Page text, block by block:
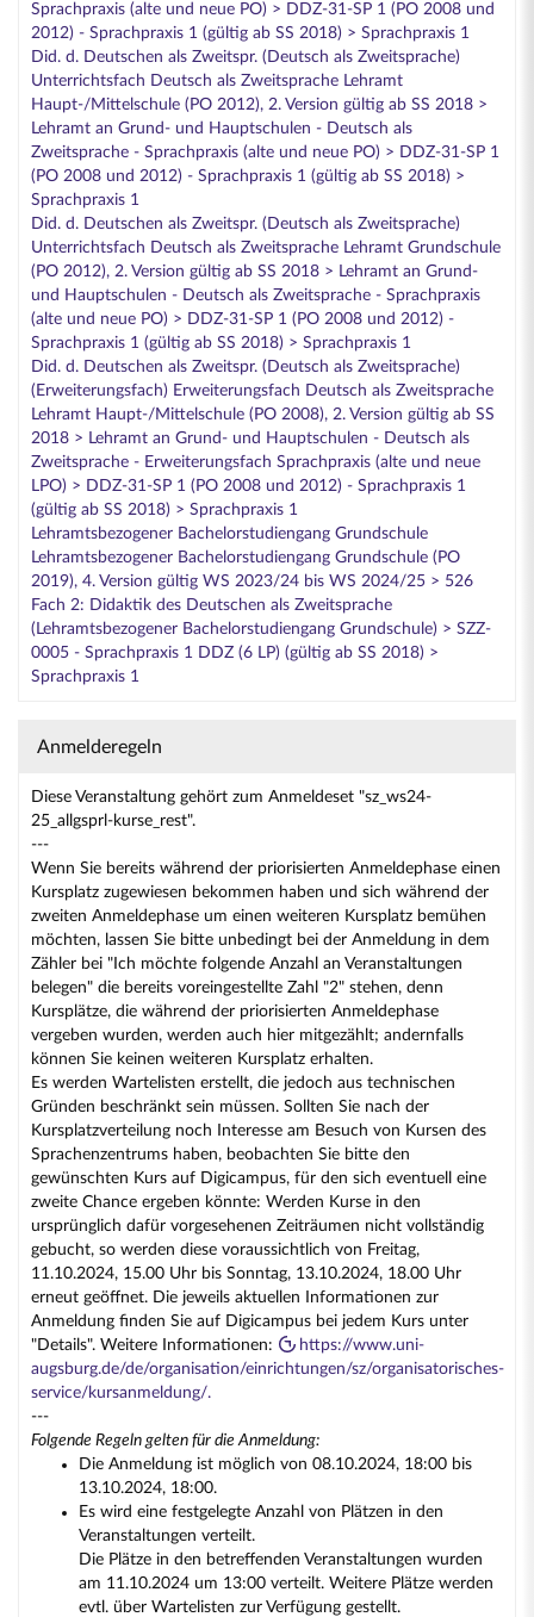
Sprachpraxis (alte und neue PO) > DDZ-31-SP 1 (PO 2008 und
2012) - Sprachpraxis 1 (gültig ab SS 2018) > Sprachpraxis 1
Did. d. Deutschen als Zweitspr. (Deutsch als Zweitsprache)
Unterrichtsfach Deutsch als Zweitsprache Lehramt
Haupt-/Mittelschule (PO 2012), 2. Version gültig ab SS 2018 >
Lehramt an Grund- und Hauptschulen - Deutsch als
Zweitsprache - Sprachpraxis (alte und neue PO) > DDZ-31-SP 1
(PO 2008 und 2012) - Sprachpraxis 1 (gültig ab SS 2018) >
Sprachpraxis 1
Did. d. Deutschen als Zweitspr. (Deutsch als Zweitsprache)
Unterrichtsfach Deutsch als Zweitsprache Lehramt Grundschule
(PO 2012), 2. Version gültig ab SS 2018 > Lehramt an Grund-
und Hauptschulen - Deutsch als Zweitsprache - Sprachpraxis
(alte und neue PO) > DDZ-31-SP 1 (PO 2008 und 2012) -
Sprachpraxis 1 (gültig ab SS 2018) > Sprachpraxis 1
Did. d. Deutschen als Zweitspr. (Deutsch als Zweitsprache)
(Erweiterungsfach) Erweiterungsfach Deutsch als Zweitsprache
Lehramt Haupt-/Mittelschule (PO 2008), 2. Version gültig ab SS
2018 > Lehramt an Grund- und Hauptschulen - Deutsch als
Zweitsprache - Erweiterungsfach Sprachpraxis (alte und neue
LPO) > DDZ-31-SP 1 (PO 2008 und 2012) - Sprachpraxis 1
(gültig ab SS 2018) > Sprachpraxis 1
Lehramtsbezogener Bachelorstudiengang Grundschule
Lehramtsbezogener Bachelorstudiengang Grundschule (PO
2019), 4. Version gültig WS 2023/24 bis WS 2024/25 > 526
Fach 2: Didaktik des Deutschen als Zweitsprache
(Lehramtsbezogener Bachelorstudiengang Grundschule) > SZZ-
0005 - Sprachpraxis 1 DDZ (6 LP) (gültig ab SS 2018) >
Sprachpraxis 1
Anmelderegeln
Diese Veranstaltung gehört zum Anmeldeset "sz_ws24-
25_allgsprl-kurse_rest".
---
Wenn Sie bereits während der priorisierten Anmeldephase einen
Kursplatz zugewiesen bekommen haben und sich während der
zweiten Anmeldephase um einen weiteren Kursplatz bemühen
möchten, lassen Sie bitte unbedingt bei der Anmeldung in dem
Zähler bei "Ich möchte folgende Anzahl an Veranstaltungen
belegen" die bereits voreingestellte Zahl "2" stehen, denn
Kursplätze, die während der priorisierten Anmeldephase
vergeben wurden, werden auch hier mitgezählt; andernfalls
können Sie keinen weiteren Kursplatz erhalten.
Es werden Wartelisten erstellt, die jedoch aus technischen
Gründen beschränkt sein müssen. Sollten Sie nach der
Kursplatzverteilung noch Interesse am Besuch von Kursen des
Sprachenzentrums haben, beobachten Sie bitte den
gewünschten Kurs auf Digicampus, für den sich eventuell eine
zweite Chance ergeben könnte: Werden Kurse in den
ursprünglich dafür vorgesehenen Zeiträumen nicht vollständig
gebucht, so werden diese voraussichtlich von Freitag,
11.10.2024, 15.00 Uhr bis Sonntag, 13.10.2024, 18.00 Uhr
erneut geöffnet. Die jeweils aktuellen Informationen zur
Anmeldung finden Sie auf Digicampus bei jedem Kurs unter
"Details". Weitere Informationen:
https://www.uni-
augsburg.de/de/organisation/einrichtungen/sz/organisatorisches-
service/kursanmeldung/.
---
Folgende Regeln gelten für die Anmeldung:
Die Anmeldung ist möglich von 08.10.2024, 18:00 bis
13.10.2024, 18:00.
Es wird eine festgelegte Anzahl von Plätzen in den
Veranstaltungen verteilt.
Die Plätze in den betreffenden Veranstaltungen wurden
am 11.10.2024 um 13:00 verteilt. Weitere Plätze werden
evtl. über Wartelisten zur Verfügung gestellt.